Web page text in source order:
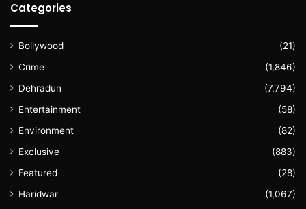
Categories
Bollywood
(21)
Crime
(1,846)
Dehradun
(7,794)
Entertainment
(58)
Environment
(82)
Exclusive
(883)
Featured
(28)
Haridwar
(1,067)